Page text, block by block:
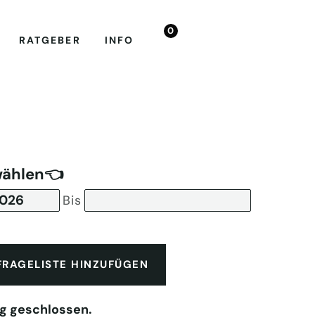
RATGEBER INFO
0
Bis
HINZUFÜGEN
geschlossen.